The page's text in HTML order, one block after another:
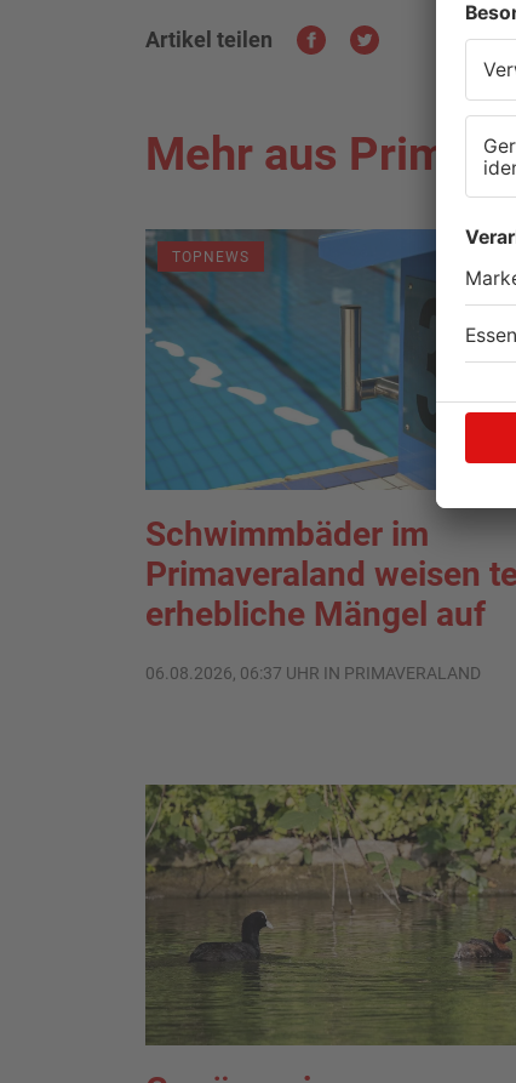
Artikel teilen
Mehr aus
TOPNEWS
Schwimmbäder im
Primaveraland weisen
erhebliche Mängel auf
06.08.2026, 06:37 UHR IN PRIMAVERALAND